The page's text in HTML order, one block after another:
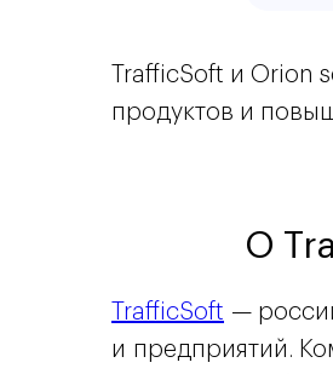
TrafficSoft и Orion
продуктов и
О
TrafficSoft —
и предприятий.